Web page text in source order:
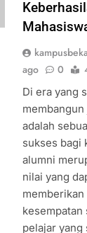
ago
0
Di era yang
adalah
sukses bagi
alumni
nilai yang
memberikan
kesempatan
pelajar yang